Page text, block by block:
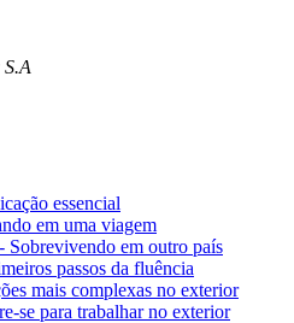
essencial
em uma viagem
Sobrevivendo em outro país
passos da fluência
mais complexas no exterior
se para trabalhar no exterior